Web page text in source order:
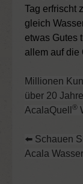
Tag erfrischt
gleich
etwas Gutes
allem auf die
Millionen
über 20
AcalaQuell
®
⬅️ Schauen
Acala